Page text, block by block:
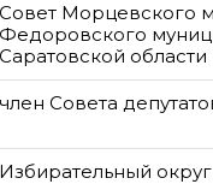
Совет Морцевского
Федоровского
Саратовской области
член Совета
Избирательный округ